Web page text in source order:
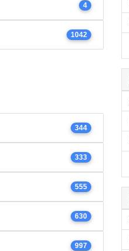
4
1042
344
333
555
630
997